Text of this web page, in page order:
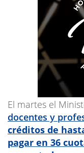
El martes el
docentes y
créditos de
pagar en 36